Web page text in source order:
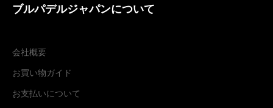
ブルパデルジャパンについて
会社概要
お買い物ガイド
お支払いについて